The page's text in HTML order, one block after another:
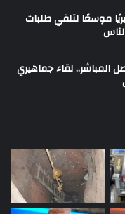
موسعًا لتلقي طلبات
المباشر.. لقاء جماهيري